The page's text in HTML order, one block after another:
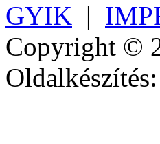
GYIK |
Copyright ©